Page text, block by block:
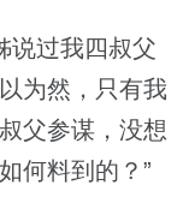
说过我四叔父
为然，只有我
父参谋，没想
何料到的？”